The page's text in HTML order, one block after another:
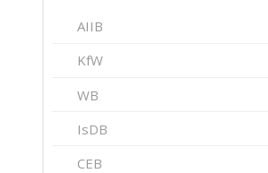
AIIB
KfW
WB
IsDB
CEB